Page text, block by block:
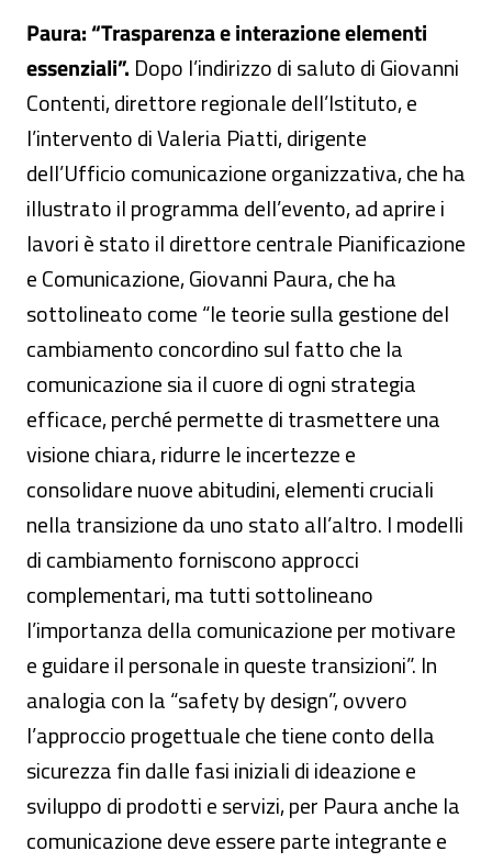
Paura: “Trasparenza e interazione elementi
essenziali”. Dopo l’indirizzo di saluto di Giovanni
Contenti, direttore regionale dell’Istituto, e
l’intervento di Valeria Piatti, dirigente
dell’Ufficio comunicazione organizzativa, che ha
illustrato il programma dell’evento, ad aprire i
lavori è stato il direttore centrale Pianificazione
e Comunicazione, Giovanni Paura, che ha
sottolineato come “le teorie sulla gestione del
cambiamento concordino sul fatto che la
comunicazione sia il cuore di ogni strategia
efficace, perché permette di trasmettere una
visione chiara, ridurre le incertezze e
consolidare nuove abitudini, elementi cruciali
nella transizione da uno stato all’altro. I modelli
di cambiamento forniscono approcci
complementari, ma tutti sottolineano
l’importanza della comunicazione per motivare
e guidare il personale in queste transizioni”. In
analogia con la “safety by design”, ovvero
l’approccio progettuale che tiene conto della
sicurezza fin dalle fasi iniziali di ideazione e
sviluppo di prodotti e servizi, per Paura anche la
comunicazione deve essere parte integrante e